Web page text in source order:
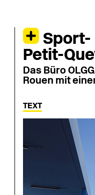
Sport-
Petit-
Das Büro
Rouen mit
TEXT